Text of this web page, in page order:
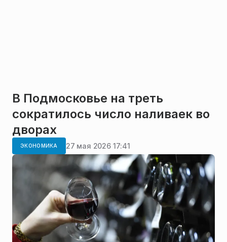
В Подмосковье на треть
сократилось число наливаек во
дворах
ЭКОНОМИКА 27 мая 2026 17:41